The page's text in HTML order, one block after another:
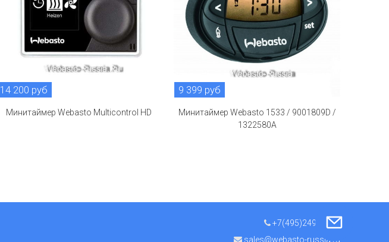
14 200 руб
Минитаймер Webasto Multicontrol HD
9 399 руб
Минитаймер Webasto 1533 / 9001809D /
1322580A
+7(495)249-11-50
sales@webasto-russia.ru